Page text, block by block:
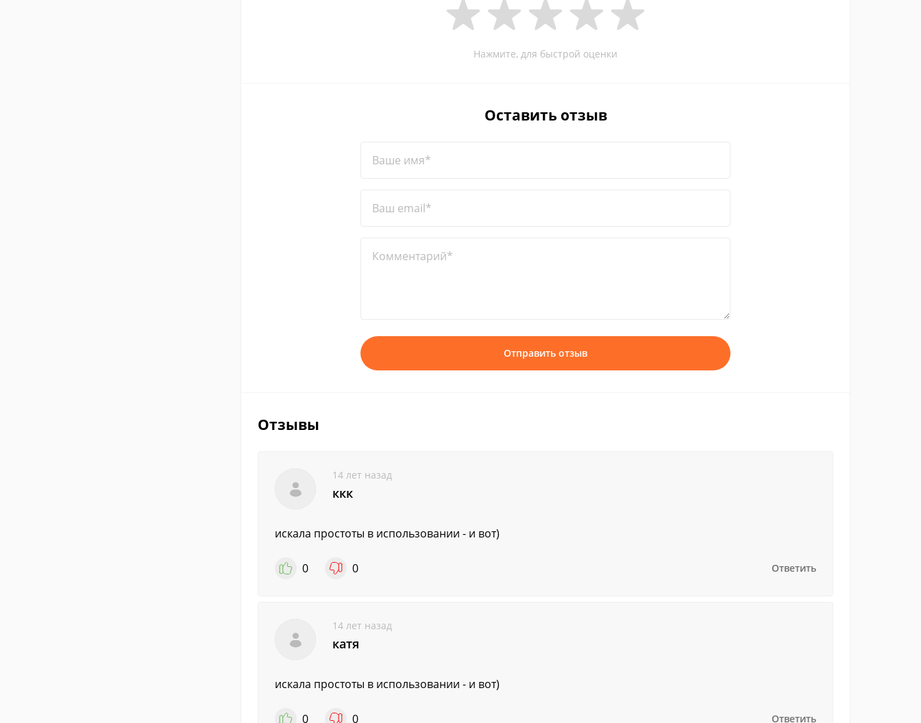
Нажмите, для быстрой оценки
Оставить отзыв
Ваше имя*
Ваш email*
Комментарий*
Отправить отзыв
Отзывы
14 лет назад
ккк
искала простоты в использовании - и вот)
0 0 Ответить
14 лет назад
катя
искала простоты в использовании - и вот)
0 0 Ответить